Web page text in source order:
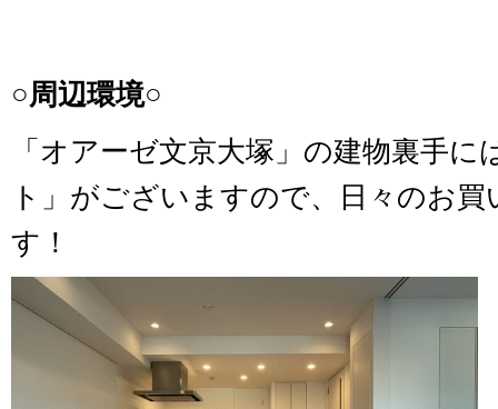
○周辺環境○
「オアーゼ文京大塚」の建物裏手
ト」がございますので、日々のお
す！